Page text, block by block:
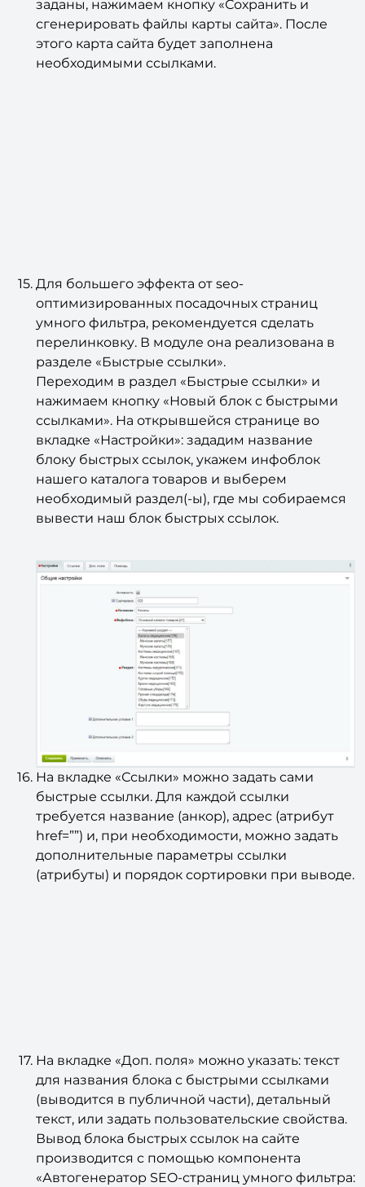
заданы, нажимаем кнопку «Сохранить и
сгенерировать файлы карты сайта». После
этого карта сайта будет заполнена
необходимыми ссылками.
Для большего эффекта от seo-
оптимизированных посадочных страниц
умного фильтра, рекомендуется сделать
перелинковку. В модуле она реализована в
разделе «Быстрые ссылки».
Переходим в раздел «Быстрые ссылки» и
нажимаем кнопку «Новый блок с быстрыми
ссылками». На открывшейся странице во
вкладке «Настройки»: зададим название
блоку быстрых ссылок, укажем инфоблок
нашего каталога товаров и выберем
необходимый раздел(-ы), где мы собираемся
вывести наш блок быстрых ссылок.
На вкладке «Ссылки» можно задать сами
быстрые ссылки. Для каждой ссылки
требуется название (анкор), адрес (атрибут
href=””) и, при необходимости, можно задать
дополнительные параметры ссылки
(атрибуты) и порядок сортировки при выводе.
На вкладке «Доп. поля» можно указать: текст
для названия блока с быстрыми ссылками
(выводится в публичной части), детальный
текст, или задать пользовательские свойства.
Вывод блока быстрых ссылок на сайте
производится с помощью компонента
«Автогенератор SEO-страниц умного фильтра: